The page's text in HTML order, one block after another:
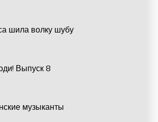
шила волку шубу
Выпуск 8
музыканты